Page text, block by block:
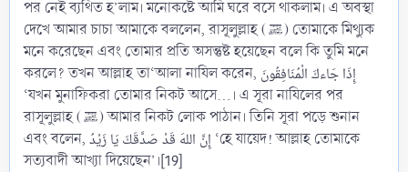
পর নেই ব্যথিত হ’লাম। মনোকষ্টে আমি ঘরে বসে থাকলাম। এ অবস্থা
দেখে আমার চাচা আমাকে বললেন, রাসূলুল্লাহ (ﷺ) তোমাকে মিথ্যুক
মনে করেছেন এবং তোমার প্রতি অসন্তুষ্ট হয়েছেন বলে কি তুমি মনে
করলে? তখন আল্লাহ তা‘আলা নাযিল করেন, إِذَا جَاءكَ الْمُنَافِقُونَ
‘যখন মুনাফিকরা তোমার নিকট আসে...। এ সূরা নাযিলের পর
রাসূলুল্লাহ (ﷺ) আমার নিকট লোক পাঠান। তিনি সূরা পড়ে শুনান
এবং বলেন, إِنَّ اللهَ قَدْ صَدَّقَكَ يَا زَيْدُ ‘হে যায়েদ! আল্লাহ তোমাকে
সত্যবাদী আখ্যা দিয়েছেন’।[19]